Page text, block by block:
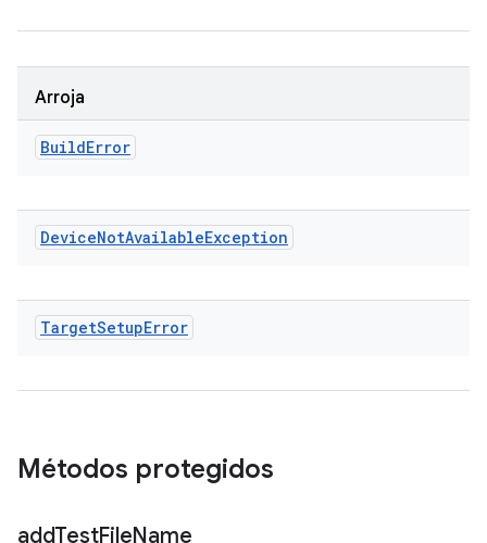
Arroja
BuildError
DeviceNotAvailableException
TargetSetupError
Métodos protegidos
addTestFileName